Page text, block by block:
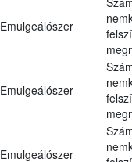
Emulgeálószer
Emulgeálószer
Emulgeálószer